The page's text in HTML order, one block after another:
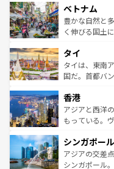
参照してほしい
容にもいいと
照してほしい。
き、地方に足
できる。そし
まで、さまざ
リティに包ま
覧を参照して
ベトナム
豊かな自然と
く伸びる国土
急速な発展と
ーチミン市の
醸し出してい
とつ。フォー
ひ現地で味わ
が旅行者を迎
参照してほしい
タイ
タイは、東南
国だ。首都バ
の活気が交差
帯で自然と触
いビーチでリ
激する。気候
が待っている
た文化、そし
香港
アジアと西洋
もっている。
み、どこを訪
ており、効率
うな絶景から
シンガポール
アジアの交差
シンガポール